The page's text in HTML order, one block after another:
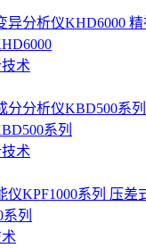
术
系列
术
列